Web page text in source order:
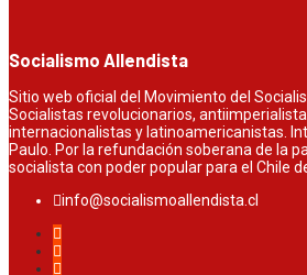
Socialismo Allendista
Sitio web oficial del Movimiento del
Socialistas revolucionarios,
internacionalistas y latinoamericanistas.
Paulo. Por la refundación soberana de la
socialista con poder popular para el Chile
info@socialismoallendista.cl